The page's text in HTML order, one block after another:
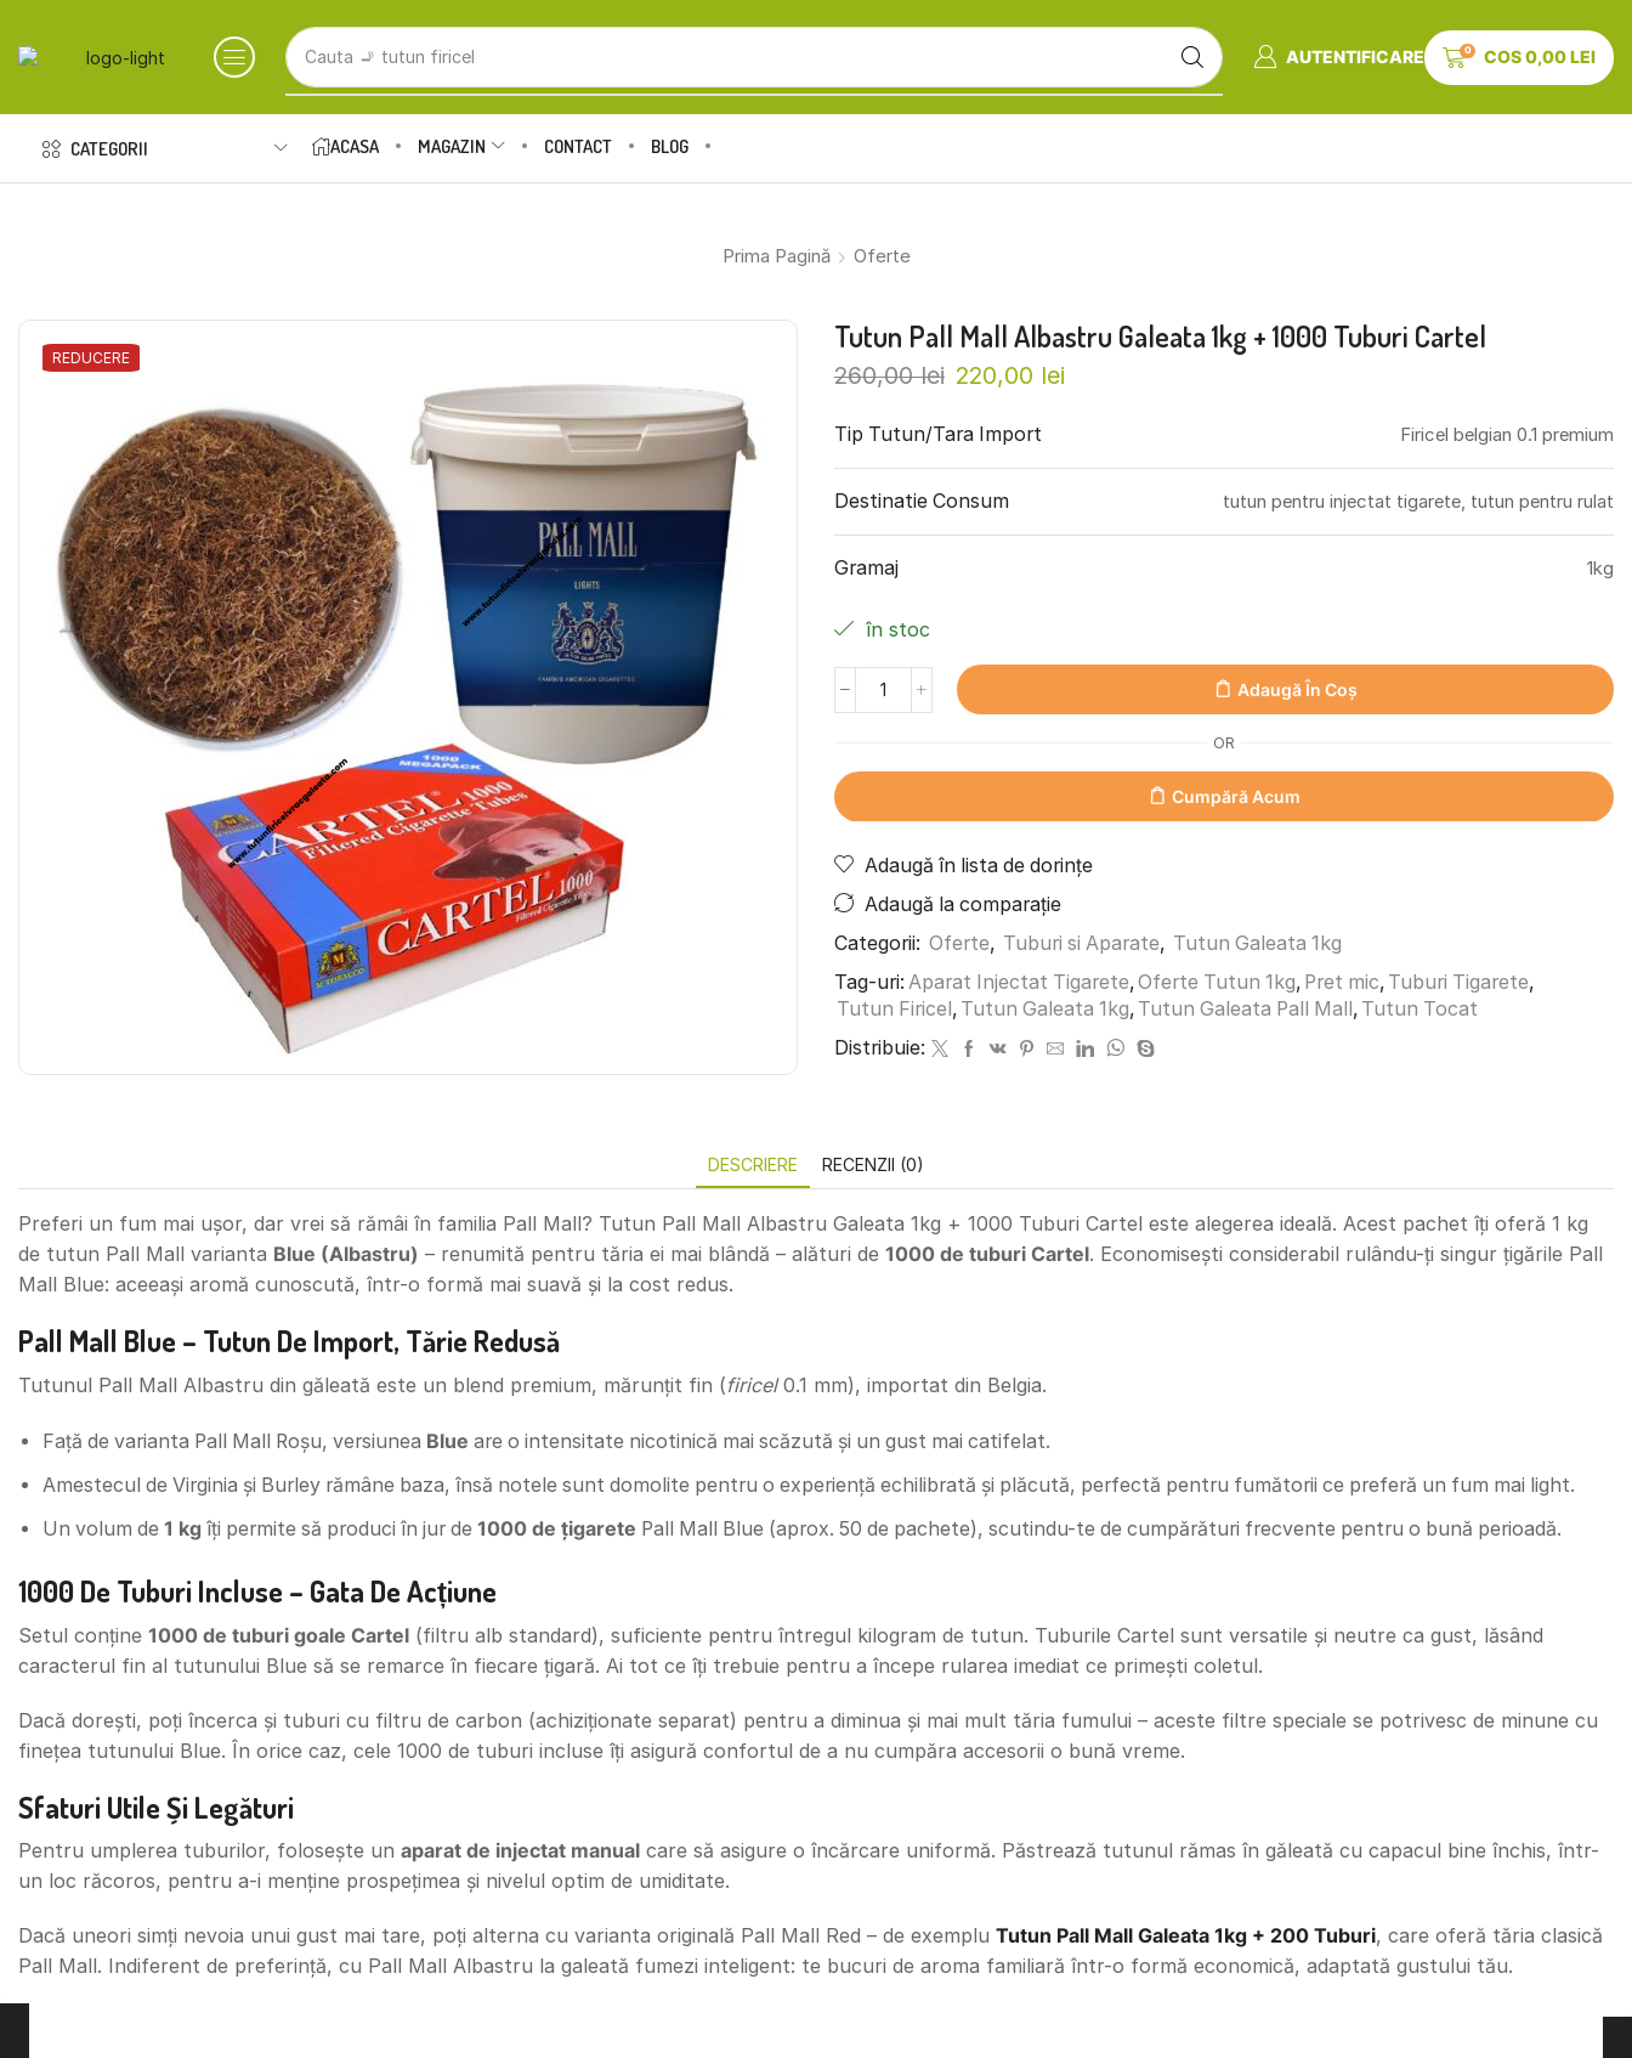
Cauta 🚬 tutun firicel AUTENTIFICARE 0 COS0,00LEI
CATEGORII ACASA MAGAZIN CONTACT BLOG
Prima Pagină Oferte
REDUCERE
Tutun Pall Mall Albastru Galeata 1kg + 1000 Tuburi Cartel
260,00lei 220,00 lei
Tip Tutun/Tara Import Firicel belgian 0.1 premium
Destinatie Consum tutun pentru injectat tigarete, tutun pentru rulat
Gramaj 1kg
în stoc
Adaugă În Coș
OR
Cumpără Acum
Adaugă în lista de dorințe
Adaugă la comparație
Categorii: Oferte, Tuburi si Aparate, Tutun Galeata 1kg
Tag-uri: Aparat Injectat Tigarete,Oferte Tutun 1kg, Pret mic, Tuburi Tigarete,
Tutun Firicel , Tutun Galeata 1kg, Tutun Galeata Pall Mall , Tutun Tocat
Distribuie:
DESCRIERE RECENZII (0)
Preferi un fum mai ușor, dar vrei să rămâi în familia Pall Mall? Tutun Pall Mall Albastru Galeata 1kg + 1000 Tuburi Cartel este alegerea ideală. Acest pachet îți oferă 1 kg
de tutun Pall Mall varianta Blue (Albastru) – renumită pentru tăria ei mai blândă – alături de 1000 de tuburi Cartel. Economisești considerabil rulându-ți singur țigările Pall
Mall Blue: aceeași aromă cunoscută, într-o formă mai suavă și la cost redus.
Pall Mall Blue – Tutun De Import, Tărie Redusă
Tutunul Pall Mall Albastru din găleată este un blend premium, mărunțit fin (firicel0.1 mm), importat din Belgia.
Față de varianta Pall Mall Roșu, versiunea Blue are o intensitate nicotinică mai scăzută și un gust mai catifelat.
Amestecul de Virginia și Burley rămâne baza, însă notele sunt domolite pentru o experiență echilibrată și plăcută, perfectă pentru fumătorii ce preferă un fum mai light.
Un volum de 1 kg îți permite să produci în jur de 1000 de țigarete Pall Mall Blue (aprox. 50 de pachete), scutindu-te de cumpărături frecvente pentru o bună perioadă.
1000 De Tuburi Incluse – Gata De Acțiune
Setul conține 1000 de tuburi goale Cartel (filtru alb standard), suficiente pentru întregul kilogram de tutun. Tuburile Cartel sunt versatile și neutre ca gust, lăsând
caracterul fin al tutunului Blue să se remarce în fiecare țigară. Ai tot ce îți trebuie pentru a începe rularea imediat ce primești coletul.
Dacă dorești, poți încerca și tuburi cu filtru de carbon (achiziționate separat) pentru a diminua și mai mult tăria fumului – aceste filtre speciale se potrivesc de minune cu
finețea tutunului Blue. În orice caz, cele 1000 de tuburi incluse îți asigură confortul de a nu cumpăra accesorii o bună vreme.
Sfaturi Utile Și Legături
Pentru umplerea tuburilor, folosește un aparat de injectat manual care să asigure o încărcare uniformă. Păstrează tutunul rămas în găleată cu capacul bine închis, într-
un loc răcoros, pentru a-i menține prospețimea și nivelul optim de umiditate.
Dacă uneori simți nevoia unui gust mai tare, poți alterna cu varianta originală Pall Mall Red – de exemplu Tutun Pall Mall Galeata 1kg + 200 Tuburi, care oferă tăria clasică
Pall Mall. Indiferent de preferință, cu Pall Mall Albastru la galeată fumezi inteligent: te bucuri de aroma familiară într-o formă economică, adaptată gustului tău.